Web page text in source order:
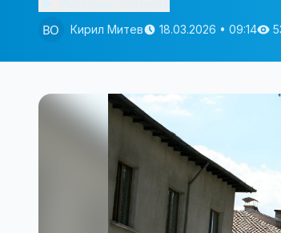
Кирил Митев
18.03.2026 • 09:14